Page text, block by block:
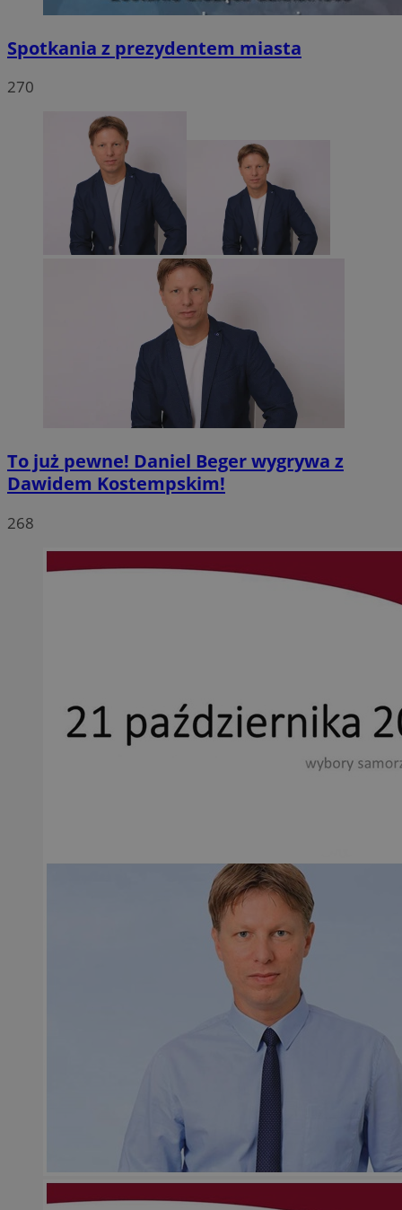
Spotkania z prezydentem miasta
270
To już pewne! Daniel Beger wygrywa z
Dawidem Kostempskim!
268